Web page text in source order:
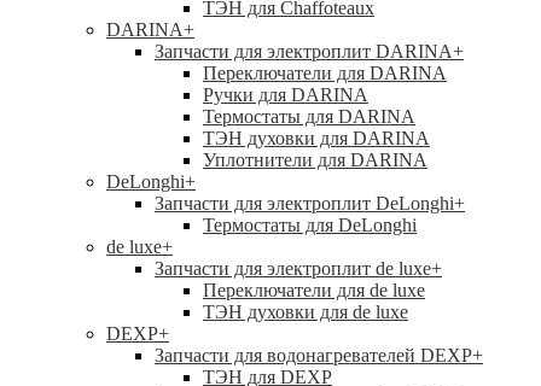
ТЭН для Chaffoteaux
DARINA+
Запчасти для электроплит DARINA+
Переключатели для DARINA
Ручки для DARINA
Термостаты для DARINA
ТЭН духовки для DARINA
Уплотнители для DARINA
DeLonghi+
Запчасти для электроплит DeLonghi+
Термостаты для DeLonghi
de luxe+
Запчасти для электроплит de luxe+
Переключатели для de luxe
ТЭН духовки для de luxe
DEXP+
Запчасти для водонагревателей DEXP+
ТЭН для DEXP